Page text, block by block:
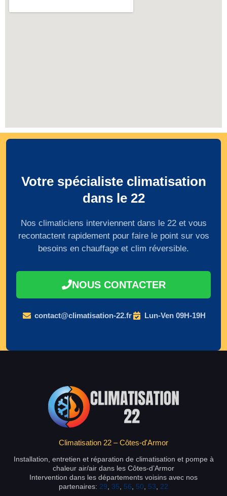
Votre spécialiste climatisation
dans le 22
Nos climaticiens interviennent dans le 22 et vous
recontactent rapidement pour faire le point sur vos
besoins en chauffage et clim réversible.
NOUS CONTACTER
contact@climatisation-22.fr Lun-Ven 09H-19H
Climatisation 22 – Côtes-d'Armor
Installation, entretien et réparation de climatisation et pompe à
chaleur air/air dans les Côtes-d’Armor
Intervention dans les départements voisins avec nos
partenaires: 29 35 56 50 53 22